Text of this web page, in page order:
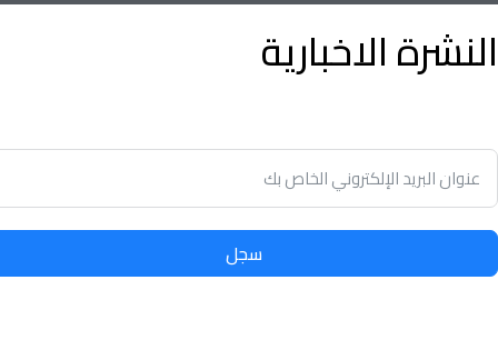
النشرة الاخبارية
سجل